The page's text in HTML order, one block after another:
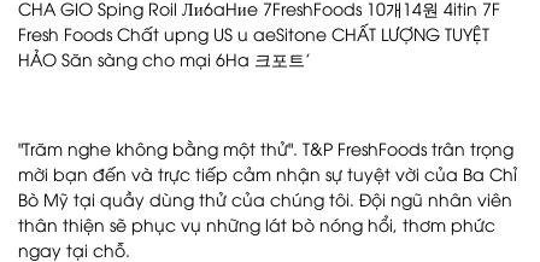
"Trăm nghe không bằng một thử". T&P FreshFoods trân trọng
mời bạn đến và trực tiếp cảm nhận sự tuyệt vời của Ba Chỉ
Bò Mỹ tại quầy dùng thử của chúng tôi. Đội ngũ nhân viên
thân thiện sẽ phục vụ những lát bò nóng hổi, thơm phức
ngay tại chỗ.